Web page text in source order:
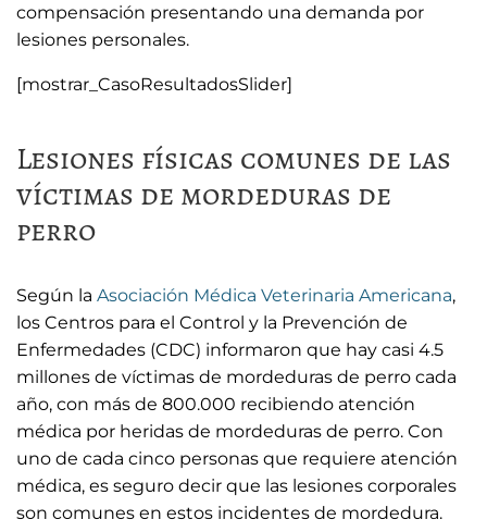
compensación presentando una demanda por
lesiones personales.
[mostrar_CasoResultadosSlider]
Lesiones físicas comunes de las
víctimas de mordeduras de
perro
Según la Asociación Médica Veterinaria Americana,
los Centros para el Control y la Prevención de
Enfermedades (CDC) informaron que hay casi 4.5
millones de víctimas de mordeduras de perro cada
año, con más de 800.000 recibiendo atención
médica por heridas de mordeduras de perro. Con
uno de cada cinco personas que requiere atención
médica, es seguro decir que las lesiones corporales
son comunes en estos incidentes de mordedura.